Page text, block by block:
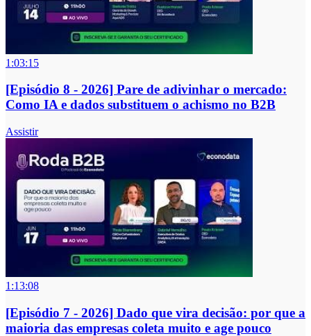
1:03:15
[Episódio 8 - 2026] Pare de adivinhar o mercado:
Como IA e dados substituem o achismo no B2B
Assistir
1:13:08
[Episódio 7 - 2026] Dado que vira decisão: por que a
maioria das empresas coleta muito e age pouco